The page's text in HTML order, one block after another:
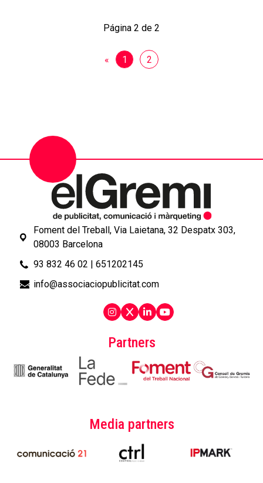
Página 2 de 2
« 1 2
Partners
Media partners
Foment del Treball, Via Laietana, 32 Despatx 303,
08003 Barcelona
93 832 46 02 | 651202145
info@associaciopublicitat.com